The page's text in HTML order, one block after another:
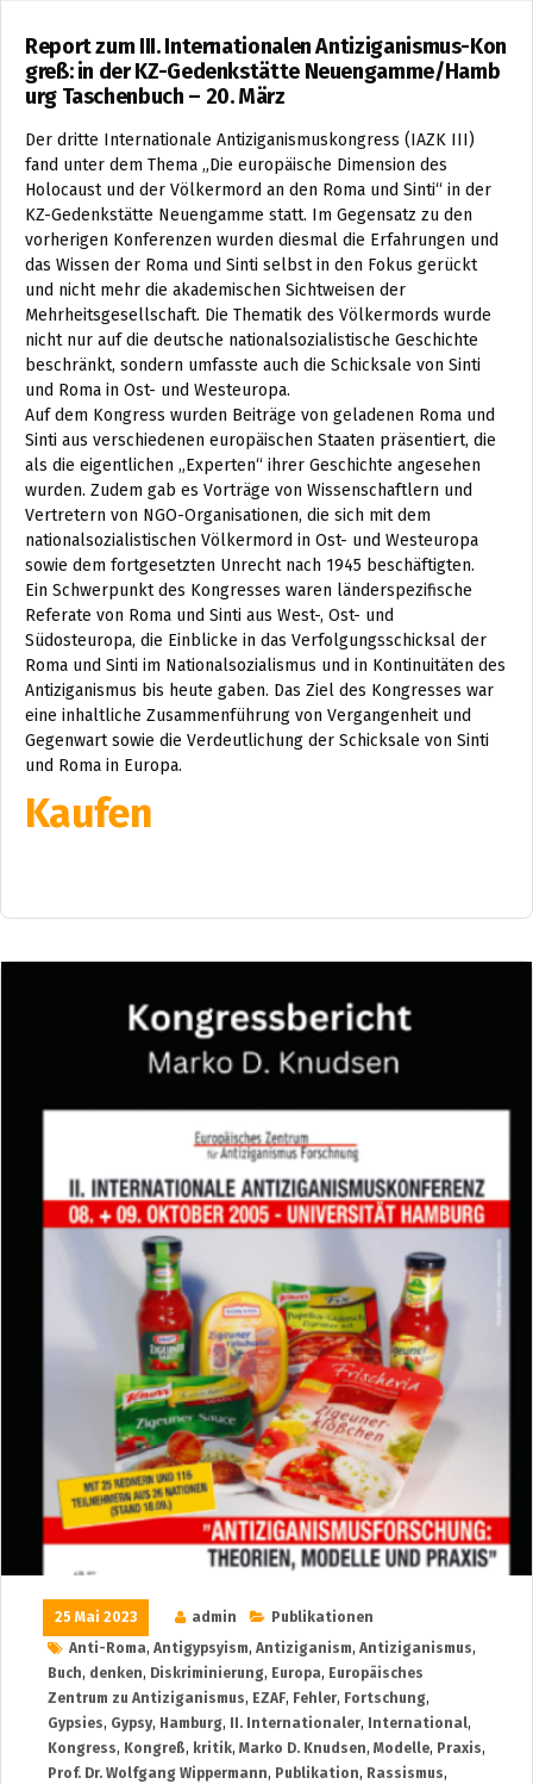
Report zum III. Internationalen Antiziganismus-Kon
greß: in der KZ-Gedenkstätte Neuengamme/Hamb
urg Taschenbuch – 20. März
Der dritte Internationale Antiziganismuskongress (IAZK III)
fand unter dem Thema „Die europäische Dimension des
Holocaust und der Völkermord an den Roma und Sinti“ in der
KZ-Gedenkstätte Neuengamme statt. Im Gegensatz zu den
vorherigen Konferenzen wurden diesmal die Erfahrungen und
das Wissen der Roma und Sinti selbst in den Fokus gerückt
und nicht mehr die akademischen Sichtweisen der
Mehrheitsgesellschaft. Die Thematik des Völkermords wurde
nicht nur auf die deutsche nationalsozialistische Geschichte
beschränkt, sondern umfasste auch die Schicksale von Sinti
und Roma in Ost- und Westeuropa.
Auf dem Kongress wurden Beiträge von geladenen Roma und
Sinti aus verschiedenen europäischen Staaten präsentiert, die
als die eigentlichen „Experten“ ihrer Geschichte angesehen
wurden. Zudem gab es Vorträge von Wissenschaftlern und
Vertretern von NGO-Organisationen, die sich mit dem
nationalsozialistischen Völkermord in Ost- und Westeuropa
sowie dem fortgesetzten Unrecht nach 1945 beschäftigten.
Ein Schwerpunkt des Kongresses waren länderspezifische
Referate von Roma und Sinti aus West-, Ost- und
Südosteuropa, die Einblicke in das Verfolgungsschicksal der
Roma und Sinti im Nationalsozialismus und in Kontinuitäten des
Antiziganismus bis heute gaben. Das Ziel des Kongresses war
eine inhaltliche Zusammenführung von Vergangenheit und
Gegenwart sowie die Verdeutlichung der Schicksale von Sinti
und Roma in Europa.
Kaufen
25 Mai 2023 admin
Publikationen
Anti-Roma, Antigypsyism, Antiziganism, Antiziganismus,
Buch, denken, Diskriminierung, Europa, Europäisches
Zentrum zu Antiziganismus, EZAF, Fehler, Fortschung,
Gypsies, Gypsy, Hamburg, II. Internationaler, International,
Kongress, Kongreß, kritik, Marko D. Knudsen, Modelle, Praxis,
Prof. Dr. Wolfgang Wippermann, Publikation, Rassismus,